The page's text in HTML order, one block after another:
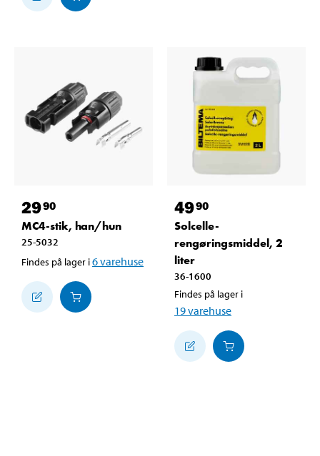
2990
MC4-stik, han/hun
25-5032
Findes på lager i6varehuse
4990
Solcelle-
rengøringsmiddel, 2
liter
36-1600
Findes på lager i
19varehuse